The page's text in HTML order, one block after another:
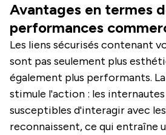
Avantages en termes
performances
Les liens sécurisés contenant
sont pas seulement plus
également plus performants.
stimule l'action : les
susceptibles d'interagir avec les
reconnaissent, ce qui entraîne